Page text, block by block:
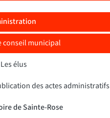
conseil municipal
Les élus
des actes administratifs
de Sainte-Rose